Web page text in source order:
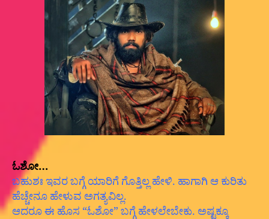
ಓಶೋ…
ಬಹುಶಃ ಇವರ ಬಗ್ಗೆ ಯಾರಿಗೆ ಗೊತ್ತಿಲ್ಲ ಹೇಳಿ. ಹಾಗಾಗಿ ಆ ಕುರಿತು
ಹೆಚ್ಚೇನೂ ಹೇಳುವ ಅಗತ್ಯವಿಲ್ಲ.
ಆದರೂ ಈ ಹೊಸ “ಓಶೋ” ಬಗ್ಗೆ ಹೇಳಲೇಬೇಕು. ಅಷ್ಟಕ್ಕೂ